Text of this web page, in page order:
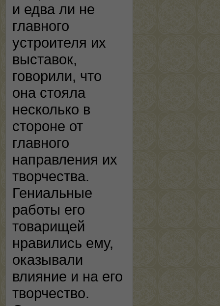
и едва ли не
главного
устроителя их
выставок,
говорили, что
она стояла
несколько в
стороне от
главного
направления их
творчества.
Гениальные
работы его
товарищей
нравились ему,
оказывали
влияние и на его
творчество.